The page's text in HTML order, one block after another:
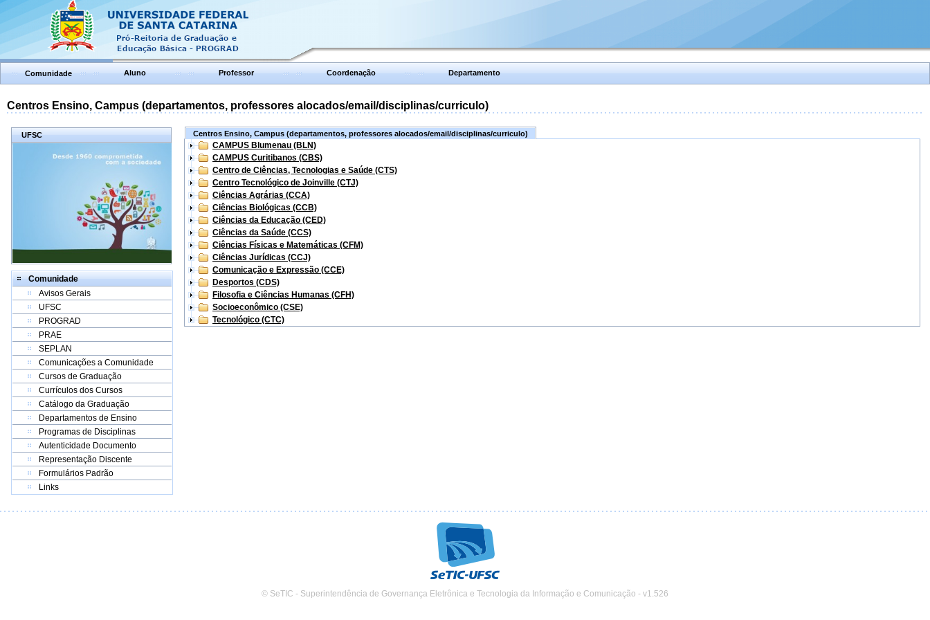
Comunidade Aluno Professor Coordenação Departamento
Centros Ensino, Campus (departamentos, professores alocados/email/disciplinas/curriculo)
UFSC
Comunidade
Avisos Gerais
UFSC
PROGRAD
PRAE
SEPLAN
Comunicações a Comunidade
Cursos de Graduação
Currículos dos Cursos
Catálogo da Graduação
Departamentos de Ensino
Programas de Disciplinas
Autenticidade Documento
Representação Discente
Formulários Padrão
Links
Centros Ensino, Campus (departamentos, professores alocados/email/disciplinas/curriculo)
CAMPUS Blumenau (BLN)
CAMPUS Curitibanos (CBS)
Centro de Ciências, Tecnologias e Saúde (CTS)
Centro Tecnológico de Joinville (CTJ)
Ciências Agrárias (CCA)
Ciências Biológicas (CCB)
Ciências da Educação (CED)
Ciências da Saúde (CCS)
Ciências Físicas e Matemáticas (CFM)
Ciências Jurídicas (CCJ)
Comunicação e Expressão (CCE)
Desportos (CDS)
Filosofia e Ciências Humanas (CFH)
Socioeconômico (CSE)
Tecnológico (CTC)
© SeTIC - Superintendência de Governança Eletrônica e Tecnologia da Informação e Comunicação - v1.526